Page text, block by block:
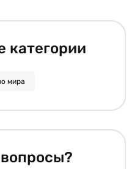
категории
мира